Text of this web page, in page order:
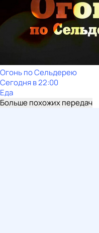
Огонь по Сельдерею
Сегодня в 22:00
Еда
Больше похожих передач